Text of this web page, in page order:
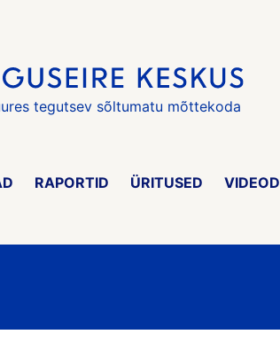
tegutsev sõltumatu mõttekoda
RAPORTID ÜRITUSED VIDEOD